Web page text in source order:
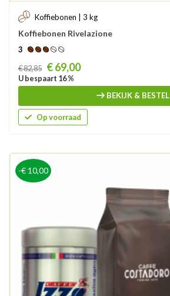
Koffiebonen | 3 kg
Koffiebonen Rivelazione
3
Prijs
€ 82,85 € 69,00
U bespaart 16 %
BEKIJK & BESTEL
Op voorraad
-€ 10,00